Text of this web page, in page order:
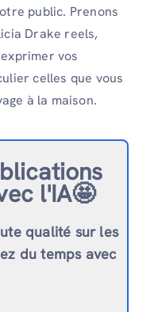
public. Prenons
Drake reels,
vos
celles que vous
à la maison.
l'IA🤩
qualité sur les
du temps avec